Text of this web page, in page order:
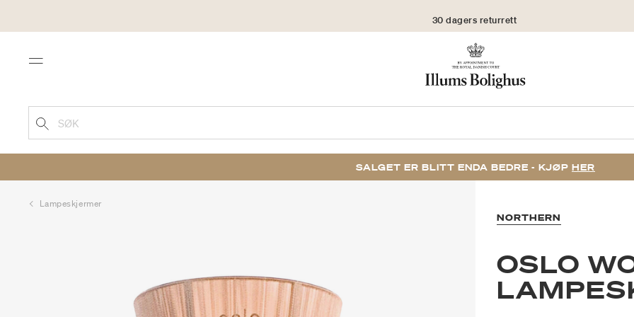
30 dagers returrett
Menu
SØK
SALGET ER BLITT ENDA BEDRE - KJØP HER
Lampeskjermer
NORTHERN
OSLO